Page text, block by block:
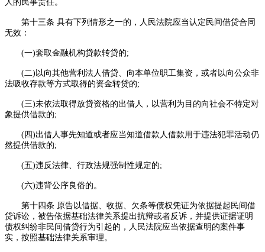
人的民事责任。
第十三条 具有下列情形之一的，人民法院应当认定民间借贷合同
无效：
(一)套取金融机构贷款转贷的;
(二)以向其他营利法人借贷、向本单位职工集资，或者以向公众非
法吸收存款等方式取得的资金转贷的;
(三)未依法取得放贷资格的出借人，以营利为目的向社会不特定对
象提供借款的;
(四)出借人事先知道或者应当知道借款人借款用于违法犯罪活动仍
然提供借款的;
(五)违反法律、行政法规强制性规定的;
(六)违背公序良俗的。
第十四条 原告以借据、收据、欠条等债权凭证为依据提起民间借
贷诉讼，被告依据基础法律关系提出抗辩或者反诉，并提供证据证明
债权纠纷非民间借贷行为引起的，人民法院应当依据查明的案件事
实，按照基础法律关系审理。